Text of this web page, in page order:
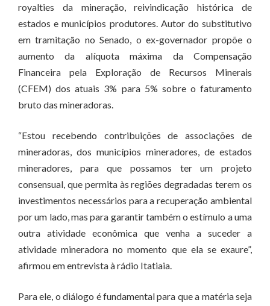
royalties da mineração, reivindicação histórica de
estados e municípios produtores. Autor do substitutivo
em tramitação no Senado, o ex-governador propõe o
aumento da alíquota máxima da Compensação
Financeira pela Exploração de Recursos Minerais
(CFEM) dos atuais 3% para 5% sobre o faturamento
bruto das mineradoras.
“Estou recebendo contribuições de associações de
mineradoras, dos municípios mineradores, de estados
mineradores, para que possamos ter um projeto
consensual, que permita às regiões degradadas terem os
investimentos necessários para a recuperação ambiental
por um lado, mas para garantir também o estímulo a uma
outra atividade econômica que venha a suceder a
atividade mineradora no momento que ela se exaure”,
afirmou em entrevista à rádio Itatiaia.
Para ele, o diálogo é fundamental para que a matéria seja